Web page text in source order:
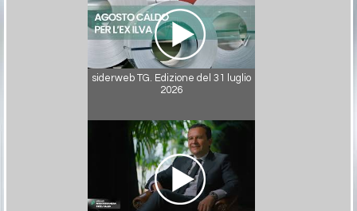
siderweb TG. Edizione del 31 luglio
2026